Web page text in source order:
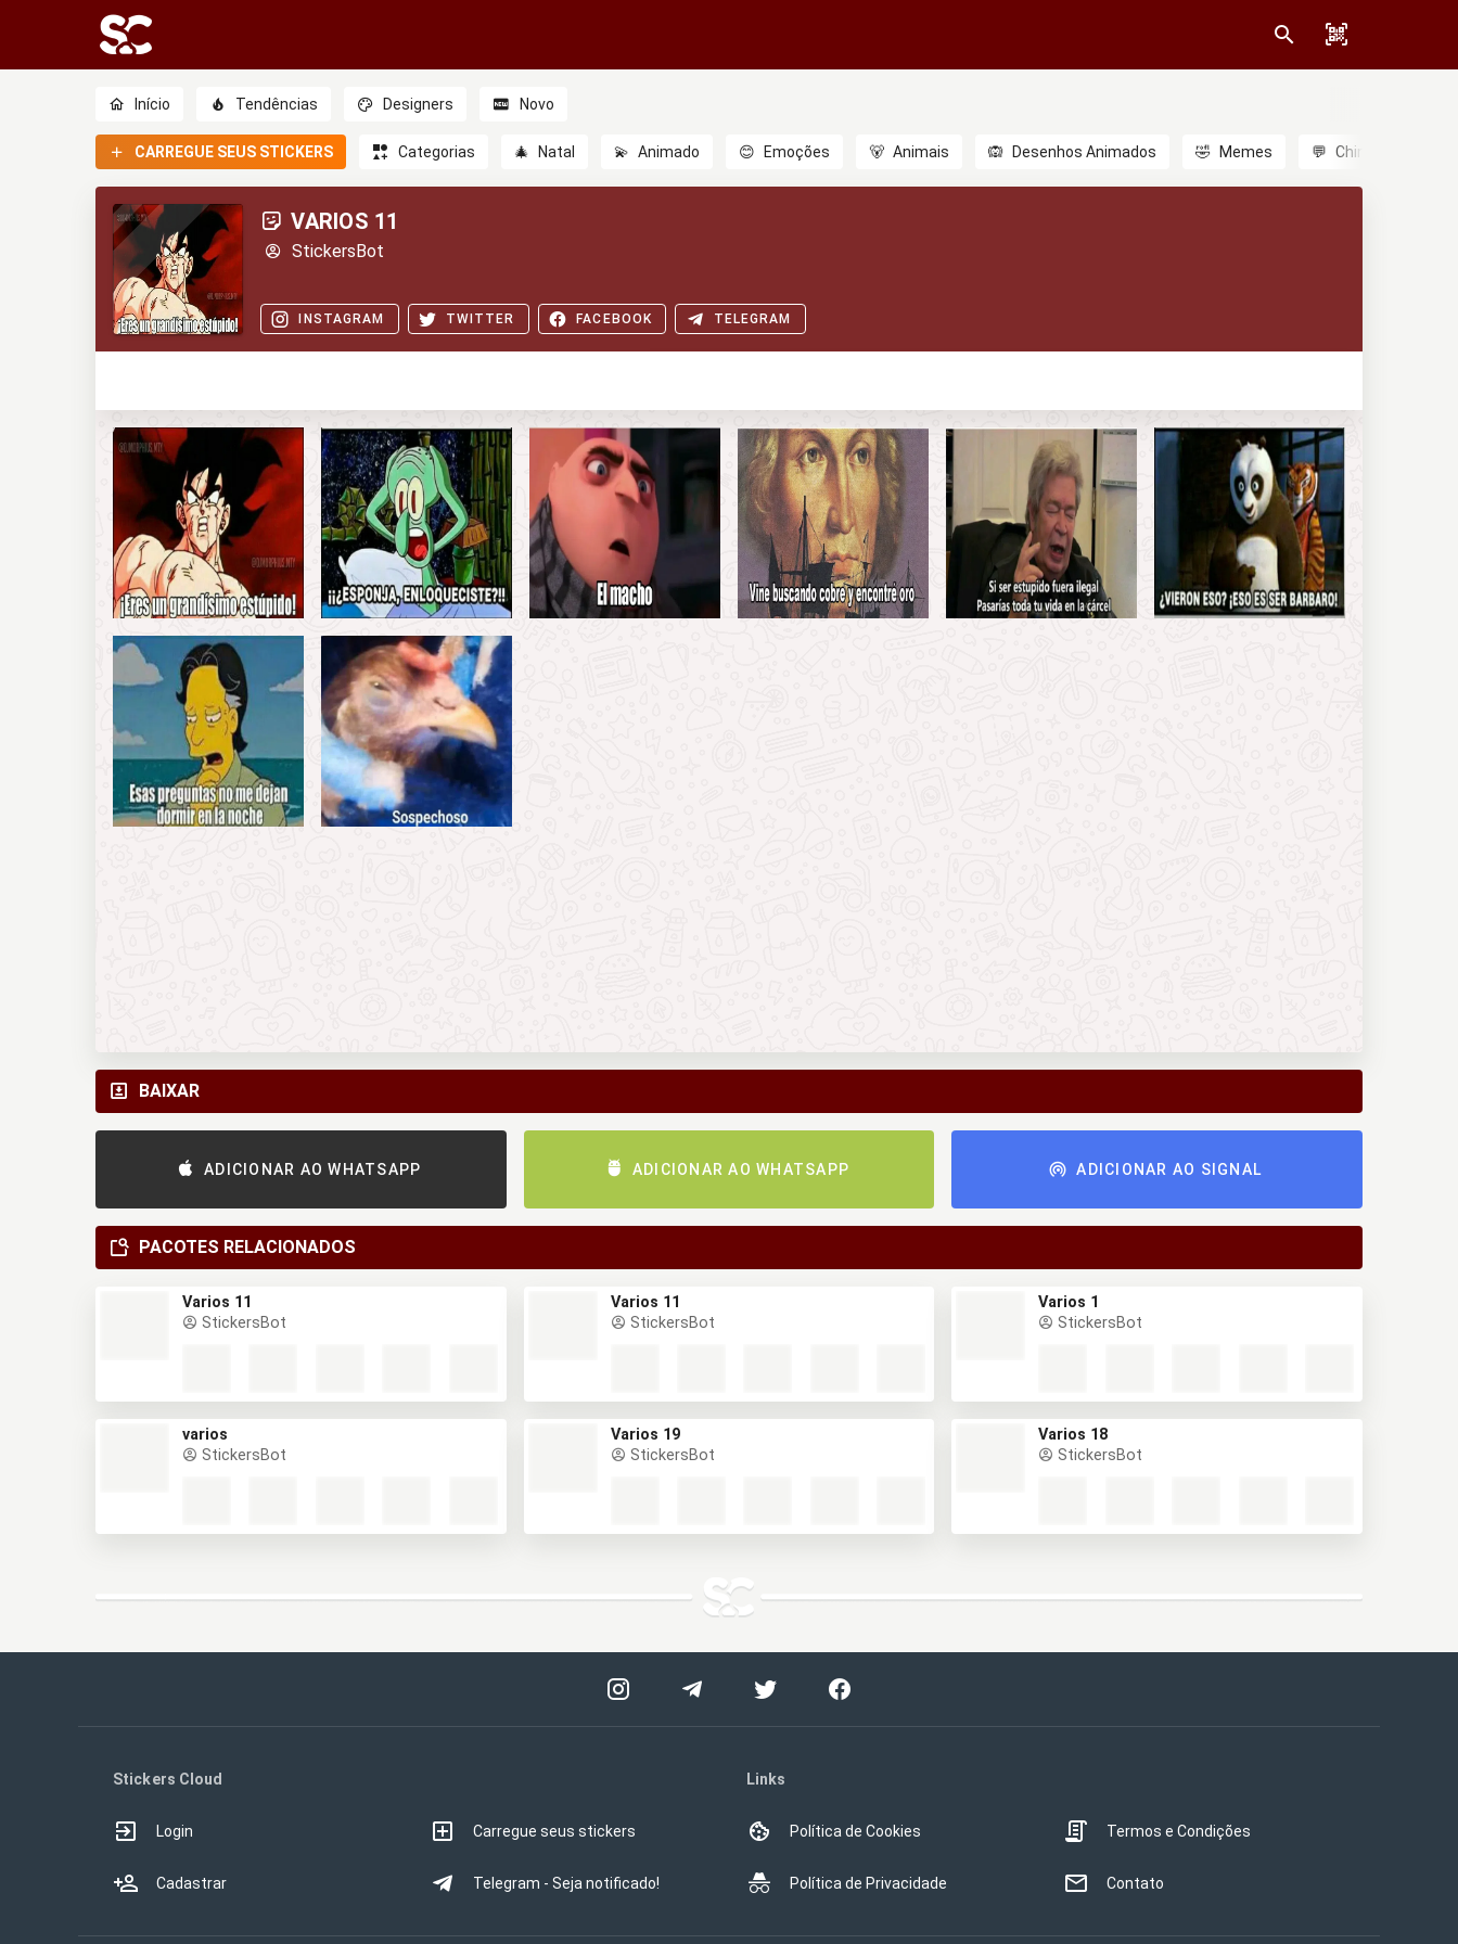
Início Tendências Designers Novo
CARREGUE SEUS STICKERS Categorias 🎄 Natal 💫 Animado 😊 Emoções 🐻 Animais 🙉 Desenhos Animados 🤣 Memes 💬 Chinês
VARIOS 11
StickersBot
INSTAGRAM TWITTER FACEBOOK TELEGRAM
BAIXAR
ADICIONAR AO WHATSAPP ADICIONAR AO WHATSAPP ADICIONAR AO SIGNAL
PACOTES RELACIONADOS
Varios 11
StickersBot
Varios 11
StickersBot
Varios 1
StickersBot
varios
StickersBot
Varios 19
StickersBot
Varios 18
StickersBot
Stickers Cloud
Login
Cadastrar
Carregue seus stickers
Telegram - Seja notificado!
Links
Política de Cookies
Política de Privacidade
Termos e Condições
Contato